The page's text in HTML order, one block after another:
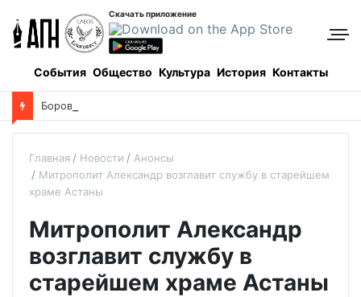
Скачать приложение
События Общество Культура История Контакты
Боровое: когда и как все начиналось, и кто все начинал
Главная Новости
Анонсы
Митрополит Александр возглавит службу в старейшем
храме Астаны
Митрополит Александр
возглавит службу в
старейшем храме Астаны